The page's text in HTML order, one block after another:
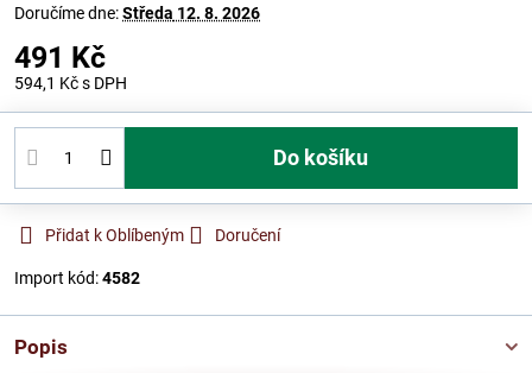
Doručíme dne:Středa 12. 8. 2026
491 Kč
594,1 Kčs DPH
Do košíku
Přidat k Oblíbeným Doručení
Import kód:4582
Popis